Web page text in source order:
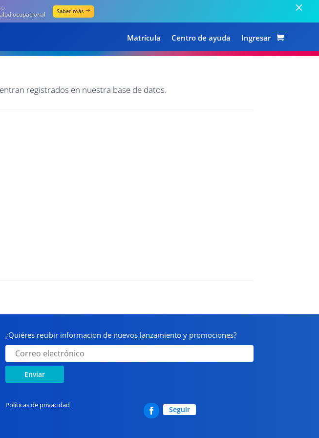
ocupacional Saber más
Matrícula Centro de ayuda Ingresar
registrados en nuestra base de datos.
¿Quiéres recibir informacion de nuevos lanzamiento y promociones?
Enviar
Políticas de privacidad Seguir